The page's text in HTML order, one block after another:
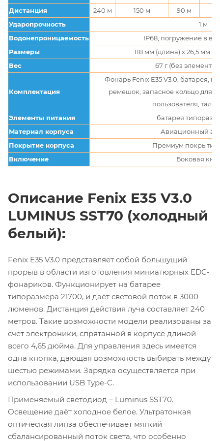
Дистанция 240 м 150 м 90 м
Ударопрочность
1 м
Водонепроницаемость
IP68, погружение в
Размеры
118 мм (длина) х 26,5 мм
Вес
67 г (без
Комплектация
Фонарь Fenix E35 V3.0, батарея,
ремешок, запасное кольцо для
пользователя,
Элементы питания
батарея
Материал корпуса
Авиационный
Покрытие корпуса
Премиум покрытие
Включение
Боковая
Описание Fenix E35 V3.0
LUMINUS SST70 (холодный
белый):
Fenix E35 V3.0 представляет собой большущий
прорыв в области изготовления миниатюрных EDC-
фонариков. Функционирует на батарее
типоразмера 21700, и даёт световой поток в 3000
люменов. Дистанция действия луча составляет 240
метров. Такие возможности модели реализованы за
счёт электроники, спрятанной в корпусе длиной
всего 4,65 дюйма. Для управления здесь имеется
одна кнопка, дающая возможность выбирать между
шестью режимами. Зарядка осуществляется при
использовании USB Type-C.
Применяемый светодиод – Luminus SST70.
Освещение даёт холодное белое. Ультратонкая
оптическая линза обеспечивает мягкий
сбалансированный поток света, что особенно